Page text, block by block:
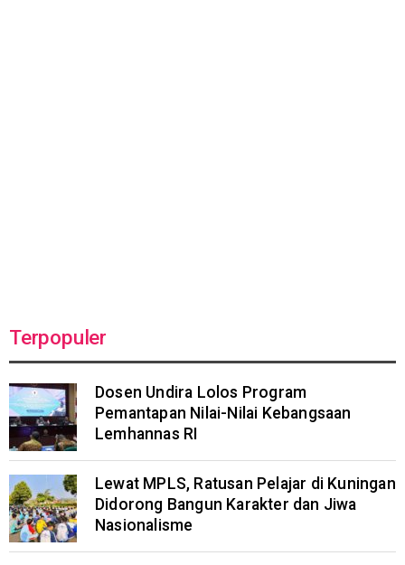
Terpopuler
Dosen Undira Lolos Program
Pemantapan Nilai-Nilai Kebangsaan
Lemhannas RI
Lewat MPLS, Ratusan Pelajar di Kuningan
Didorong Bangun Karakter dan Jiwa
Nasionalisme